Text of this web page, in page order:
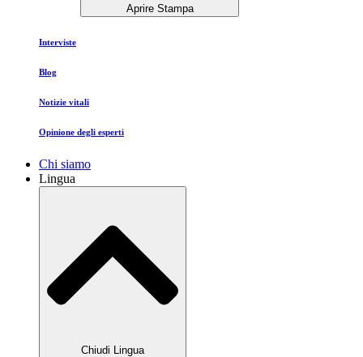
Aprire Stampa
Interviste
Blog
Notizie vitali
Opinione degli esperti
Chi siamo
Lingua
Chiudi Lingua